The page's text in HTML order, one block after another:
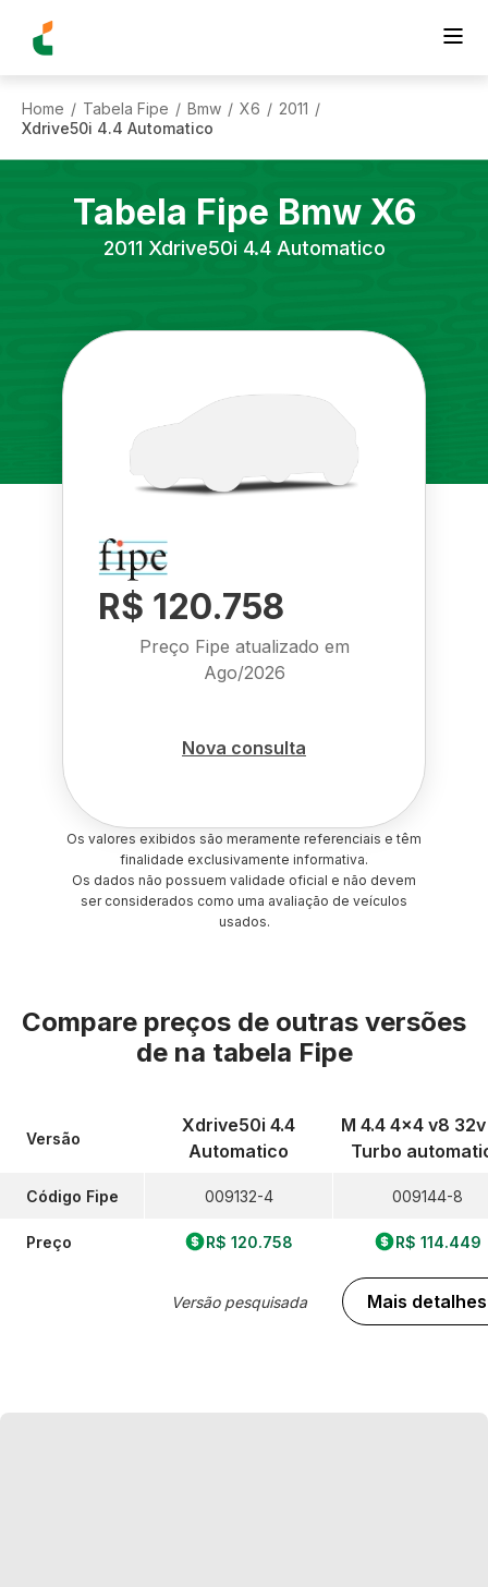
Home / Tabela Fipe / Bmw / X6 / 2011 /
Xdrive50i 4.4 Automatico
Tabela Fipe Bmw X6
2011 Xdrive50i 4.4 Automatico
R$ 120.758
Preço Fipe atualizado em
Ago/2026
Nova consulta
Os valores exibidos são meramente referenciais e têm
finalidade exclusivamente informativa.
Os dados não possuem validade oficial e não devem
ser considerados como uma avaliação de veículos
usados.
Compare preços de outras versões
de na tabela Fipe
Versão
Código Fipe
Preço
Xdrive50i 4.4
Automatico
009132-4
R$ 120.758
Versão pesquisada
M 4.4 4x4 v8
Turbo
009144-8
R$ 114.449
Mais detalhes